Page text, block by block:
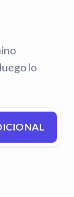
lo